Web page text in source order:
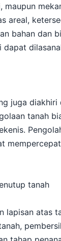
maupun
areal,
bahan dan
dapat
juga diakhiri
tanah
tanah
lapisan atas